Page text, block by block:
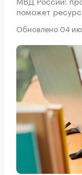
поможет
Обновлено 04